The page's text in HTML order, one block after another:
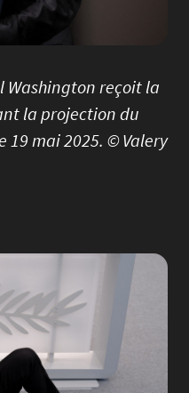
Washington reçoit la
la projection du
19 mai 2025. © Valery